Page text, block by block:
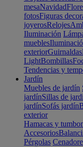
mesaNavidad
fotosFiguras
joyerosRelojes
Iluminación
muebles
exteriorGuirnaldas
LightBombillas
Tendencias y
Jardín
Muebles de jardín
jardínSillas de
jardínSofás jardín
exterior
Hamacas y
Accesorios
Pérgolas